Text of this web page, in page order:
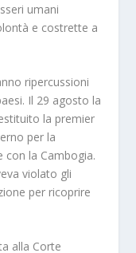
umani
e costrette a
ripercussioni
Il 29 agosto la
la premier
per la
con la Cambogia.
violato gli
per ricoprire
alla Corte